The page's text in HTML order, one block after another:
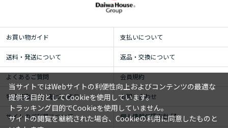
お買い物ガイド 支払いについて
送料・発送について 返品・交換について
よくあるご質問 会員規約
特定商取引法に基づく表示 お問い合わせ
サイトのご利用について 個人情報保護方針
当サイトではWebサイトの利便性向上およびコンテンツの最適な
提供を目的としてCookieを使用しています。
トラッキング目的でCookieを使用していません。
サイトの閲覧を継続された場合、Cookieの利用に同意したものと